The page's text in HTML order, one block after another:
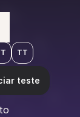
TT
teste
to